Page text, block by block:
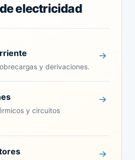
electricidad
y derivaciones.
y circuitos